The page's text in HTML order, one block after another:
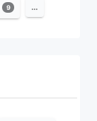
9 …